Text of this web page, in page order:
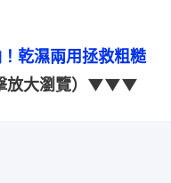
乾濕兩用拯救粗糙
放大瀏覽）▼▼▼